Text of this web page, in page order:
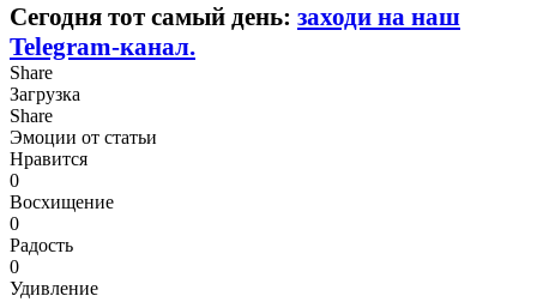
Сегодня тот самый день: заходи на наш
Telegram-канал.
Share
Загрузка
Share
Эмоции от статьи
Нравится
0
Восхищение
0
Радость
0
Удивление